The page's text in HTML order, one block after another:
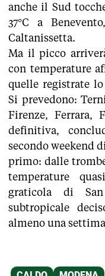
anche il Sud
37°C a
Caltanissetta.
Ma il picco
con temperature
quelle registrate
Si prevedono:
Firenze, Ferrara,
definitiva,
secondo weekend
primo: dalle
temperature
graticola di
subtropicale
almeno una